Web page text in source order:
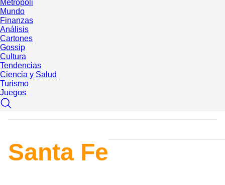
Metrópoli
Mundo
Finanzas
Análisis
Cartones
Gossip
Cultura
Tendencias
Ciencia y Salud
Turismo
Juegos
Santa Fe